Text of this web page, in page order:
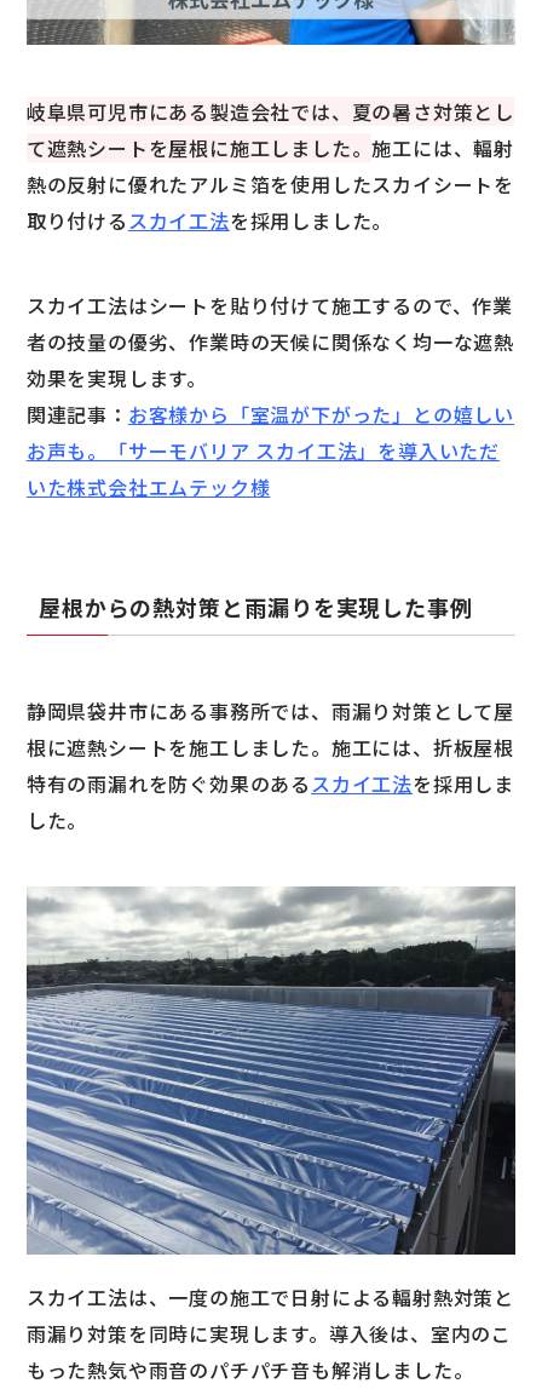
岐阜県可児市にある製造会社では、夏の暑さ対策とし
て遮熱シートを屋根に施工しました。施工には、輻射
熱の反射に優れたアルミ箔を使用したスカイシートを
取り付けるスカイ工法を採用しました。
スカイ工法はシートを貼り付けて施工するので、作業
者の技量の優劣、作業時の天候に関係なく均一な遮熱
効果を実現します。
関連記事： お客様から「室温が下がった」との嬉しい
お声も。「サーモバリア スカイ工法」を導入いただ
いた株式会社エムテック様
屋根からの熱対策と雨漏りを実現した事例
静岡県袋井市にある事務所では、雨漏り対策として屋
根に遮熱シートを施工しました。施工には、折板屋根
特有の雨漏れを防ぐ効果のあるスカイ工法を採用しま
した。
スカイ工法は、一度の施工で日射による輻射熱対策と
雨漏り対策を同時に実現します。導入後は、室内のこ
もった熱気や雨音のパチパチ音も解消しました。